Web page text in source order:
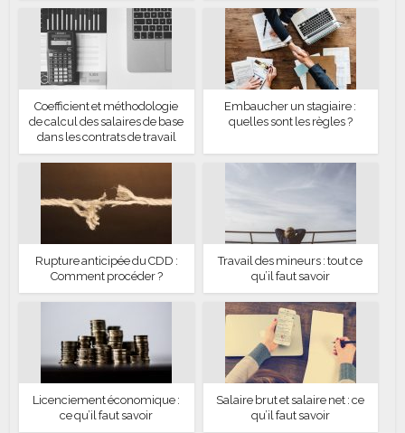
Coefficient et méthodologie
de calcul des salaires de base
dans les contrats de travail
Embaucher un stagiaire :
quelles sont les règles ?
Rupture anticipée du CDD :
Comment procéder ?
Travail des mineurs : tout ce
qu’il faut savoir
Licenciement économique :
ce qu’il faut savoir
Salaire brut et salaire net : ce
qu’il faut savoir